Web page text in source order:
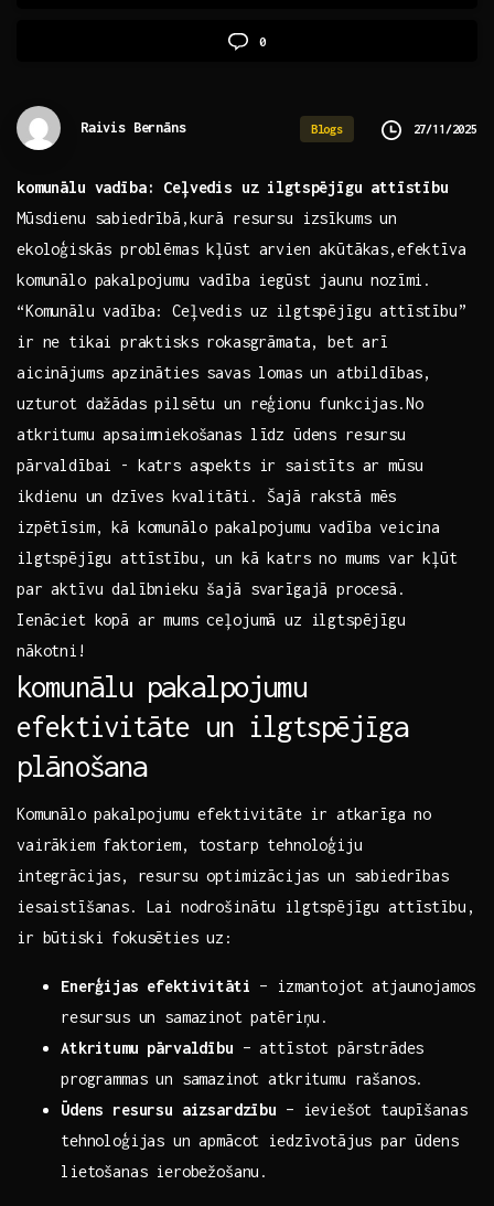
0
Raivis Bernāns Blogs 27/11/2025
komunālu vadība:​ Ceļvedis uz ilgtspējīgu ⁣attīstību
Mūsdienu sabiedrībā,kurā resursu izsīkums un⁣
ekoloģiskās problēmas kļūst arvien akūtākas,efektīva⁤
komunālo pakalpojumu vadība⁣ iegūst jaunu nozīmi.
“Komunālu vadība: Ceļvedis uz ilgtspējīgu attīstību”
‍ir ne tikai ⁤praktisks rokasgrāmata, ​bet arī
aicinājums⁤ apzināties savas lomas un atbildības,⁢
uzturot dažādas pilsētu un​ reģionu funkcijas.No
atkritumu apsaimniekošanas līdz ūdens resursu‌
pārvaldībai ​- katrs aspekts ir saistīts ar ‌mūsu
ikdienu⁣ un⁢ dzīves ⁢kvalitāti. ⁢Šajā rakstā mēs​
izpētīsim, ‍kā komunālo pakalpojumu vadība​ veicina
ilgtspējīgu attīstību, un kā katrs no mums var kļūt
par aktīvu dalībnieku šajā svarīgajā procesā.
Ienāciet kopā ar mums‌ ceļojumā uz ilgtspējīgu
nākotni!
komunālu ‌pakalpojumu
efektivitāte un ilgtspējīga
‌plānošana
Komunālo⁤ pakalpojumu efektivitāte ‍ir atkarīga no
vairākiem faktoriem, tostarp tehnoloģiju
integrācijas,⁤ resursu optimizācijas un sabiedrības
iesaistīšanas. Lai nodrošinātu ilgtspējīgu attīstību,
ir būtiski fokusēties uz:
Enerģijas efektivitāti – izmantojot atjaunojamos
resursus un samazinot patēriņu.
Atkritumu pārvaldību – attīstot pārstrādes
programmas un samazinot atkritumu rašanos.
Ūdens resursu aizsardzību – ieviešot taupīšanas
tehnoloģijas un apmācot iedzīvotājus par⁣ ūdens
lietošanas ierobežošanu.